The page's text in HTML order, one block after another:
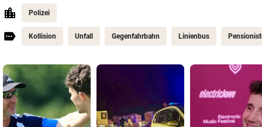
Polizei
Kollision Unfall Gegenfahrbahn Linienbus